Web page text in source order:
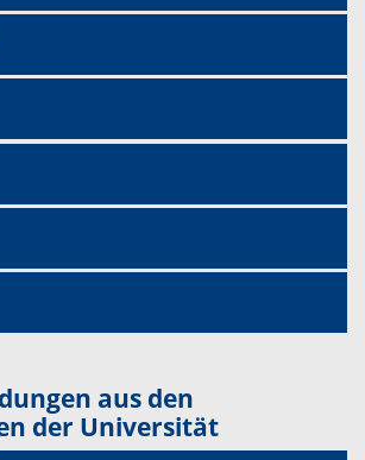
aus den
der Universität